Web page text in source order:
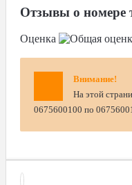
Отзывы о номере
Оценка
Внимание!
На этой
0675600100 по